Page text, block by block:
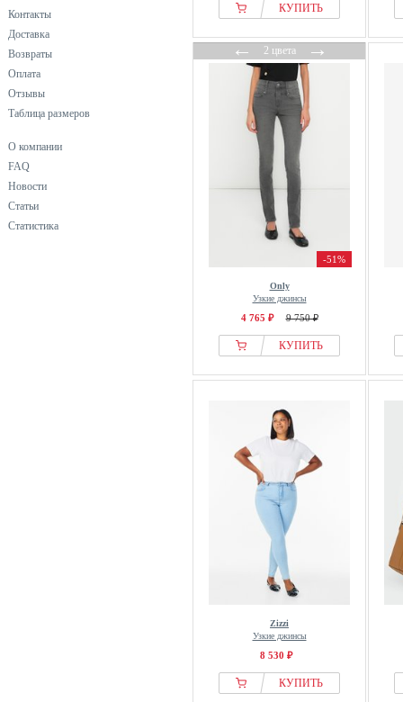
Egomaxx
Elara
Elias Rumelis
FatFace
FRAME
Fransa
Контакты
Доставка
Возвраты
Оплата
Отзывы
Таблица размеров
О компании
FAQ
Новости
Статьи
Статистика
КУПИТЬ
←2 цвета→
-51%
Only
Узкие джинсы
4 765 ₽ 9 750 ₽
КУПИТЬ
Zizzi
Узкие джинсы
8 530 ₽
КУПИТЬ